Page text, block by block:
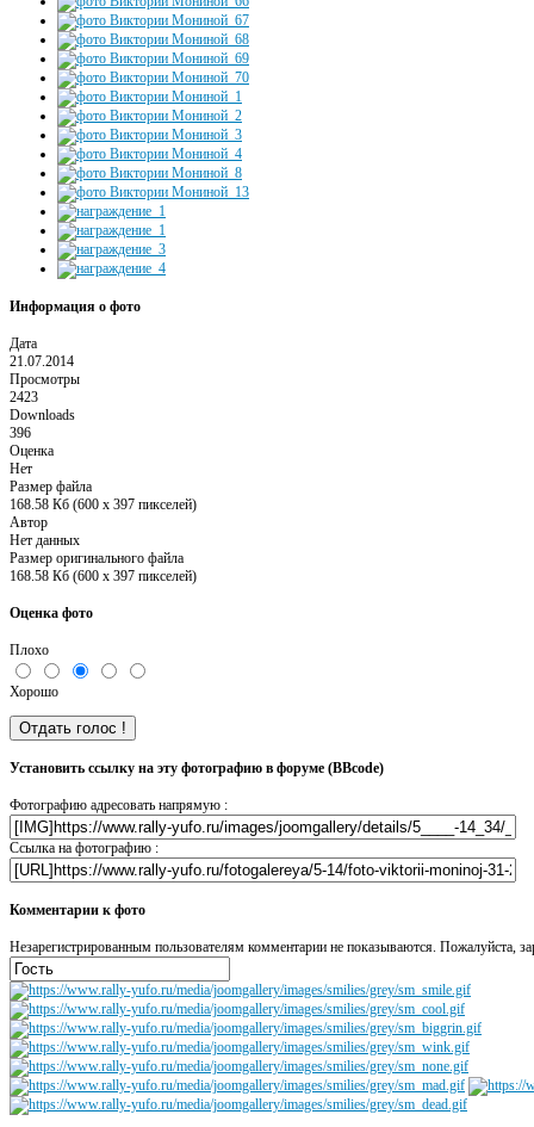
Информация о фото
Дата
21.07.2014
Просмотры
2423
Downloads
396
Оценка
Нет
Размер файла
168.58 Кб (600 x 397 пикселей)
Автор
Нет данных
Размер оригинального файла
168.58 Кб (600 x 397 пикселей)
Оценка фото
Плохо
Хорошо
Установить ссылку на эту фотографию в форуме (BBcode)
Фотографию адресовать напрямую :
Ссылка на фотографию :
Комментарии к фото
Незарегистрированным пользователям комментарии не показываются. Пожалуйста,